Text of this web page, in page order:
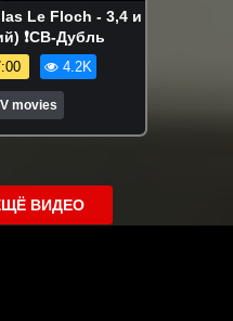
Le Floch - 3,4 и
❗СВ-Дубль
4.2K
movies
ВИДЕО